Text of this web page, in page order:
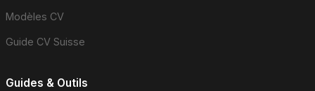
Modèles CV
Guide CV Suisse
Guides & Outils